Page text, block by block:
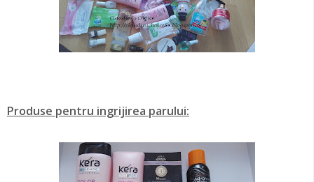
Produse pentru ingrijirea parului: